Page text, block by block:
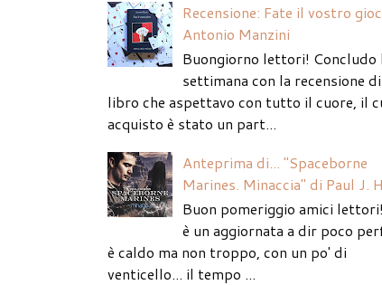
Recensione: Fate il vostro
Antonio Manzini
Buongiorno lettori! Concludo
settimana con la recensione
libro che aspettavo con tutto il cuore, il
acquisto è stato un part...
Anteprima di... "Spaceborne
Marines. Minaccia" di Paul J.
Buon pomeriggio amici
è un aggiornata a dir poco
è caldo ma non troppo, con un po' di
venticello... il tempo ...